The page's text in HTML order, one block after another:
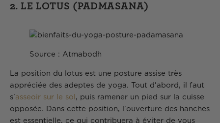
2. LE LOTUS (PADMASANA)
Source : Atmabodh
La position du lotus est une posture assise très
appréciée des adeptes de yoga. Tout d'abord, il faut
s' asseoir sur le sol , puis ramener un pied sur la cuisse
opposée. Dans cette position, l'ouverture des hanches
est essentielle, ce qui contribuera à éviter de vous